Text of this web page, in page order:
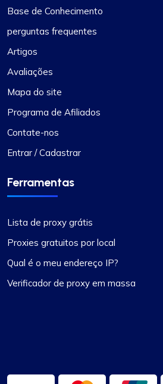
Base de Conhecimento
perguntas frequentes
Artigos
Avaliações
Mapa do site
Programa de Afiliados
Contate-nos
Entrar / Cadastrar
Ferramentas
Lista de proxy grátis
Proxies gratuitos por local
Qual é o meu endereço IP?
Verificador de proxy em massa